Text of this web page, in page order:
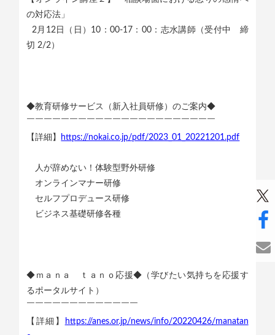
の対応法」
2月12日（日）10：00-17：00：志水講師（受付中 締
切 2/2）
◆教育研修サービス（新入社員研修）のご案内◆
￣￣￣￣￣￣￣￣￣￣￣￣￣￣￣￣￣￣￣￣￣￣
【詳細】
https://nokai.co.jp/pdf/2023_01_20221201.pdf
人が辞めない！体験型野外研修
オンラインマナー研修
セルフプロデュース研修
ビジネス基礎研修各種
◆ｍａｎａ ｔａｎｏ応援◆（学びたい気持ちを応援す
るポータルサイト）
￣￣￣￣￣￣￣￣￣￣￣￣￣
【詳細】
https://anes.or.jp/news/info/20220426/manatan